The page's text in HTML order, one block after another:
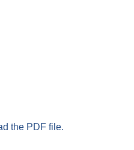
the PDF file.